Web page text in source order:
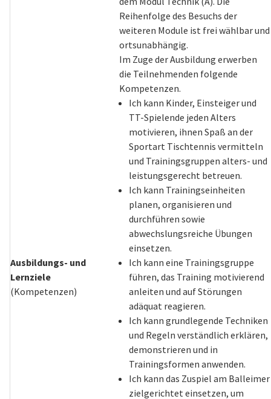
Reihenfolge des Besuchs der
weiteren Module ist frei wählbar und
ortsunabhängig.
Ausbildungs- und
Lernziele
(Kompetenzen)
Im Zuge der Ausbildung erwerben
die Teilnehmenden folgende
Kompetenzen.
Ich kann Kinder, Einsteiger und
TT-Spielende jeden Alters
motivieren, ihnen Spaß an der
Sportart Tischtennis vermitteln
und Trainingsgruppen alters- und
leistungsgerecht betreuen.
Ich kann Trainingseinheiten
planen, organisieren und
durchführen sowie
abwechslungsreiche Übungen
einsetzen.
Ich kann eine Trainingsgruppe
führen, das Training motivierend
anleiten und auf Störungen
adäquat reagieren.
Ich kann grundlegende Techniken
und Regeln verständlich erklären,
demonstrieren und in
Trainingsformen anwenden.
Ich kann das Zuspiel am Balleimer
zielgerichtet einsetzen, um